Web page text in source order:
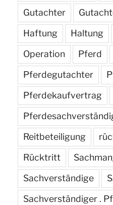
Gutachter
Haftung
Haltung
Operation
Pferd
Pferdegutachter
Pferdekaufvertrag
Reitbeteiligung
Rücktritt
Sachverständige
Sachverständiger .